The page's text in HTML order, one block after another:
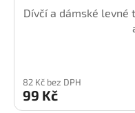
Dívčí a dámské levné
82 Kč bez DPH
99 Kč